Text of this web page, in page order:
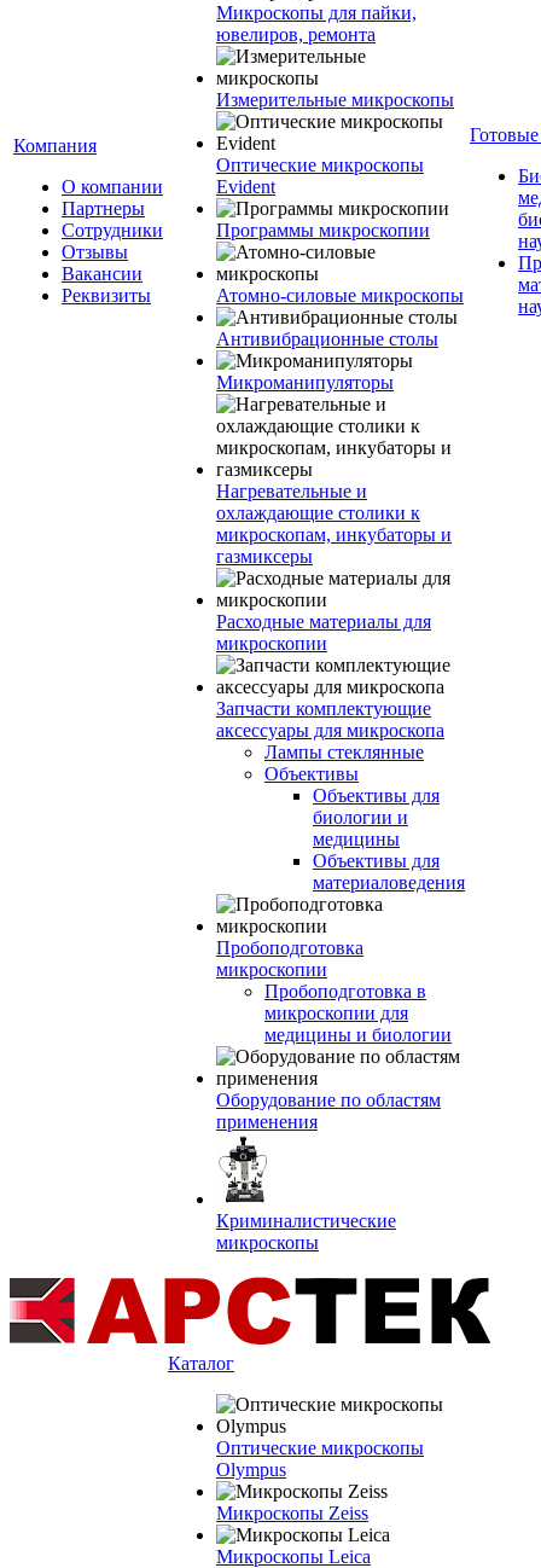
Компания
О компании
Партнеры
Сотрудники
Отзывы
Вакансии
Реквизиты
Микроскопы для пайки,
ювелиров, ремонта
Измерительные микроскопы
Оптические микроскопы
Evident
Программы микроскопии
Атомно-силовые микроскопы
Антивибрационные столы
Микроманипуляторы
Нагревательные и
охлаждающие столики к
микроскопам, инкубаторы и
газмиксеры
Расходные материалы для
микроскопии
Запчасти комплектующие
аксессуары для микроскопа
Лампы стеклянные
Объективы
Объективы для
биологии и
медицины
Объективы для
материаловедения
Пробоподготовка
микроскопии
Пробоподготовка в
микроскопии для
медицины и биологии
Оборудование по областям
применения
Криминалистические
микроскопы
Каталог
Оптические микроскопы
Olympus
Микроскопы Zeiss
Микроскопы Leica